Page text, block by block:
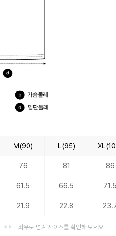
M(90) L(95)
76 81 86
61.5 66.5
21.9 22.8
좌우로 넘겨 사이즈를 확인해 보세요